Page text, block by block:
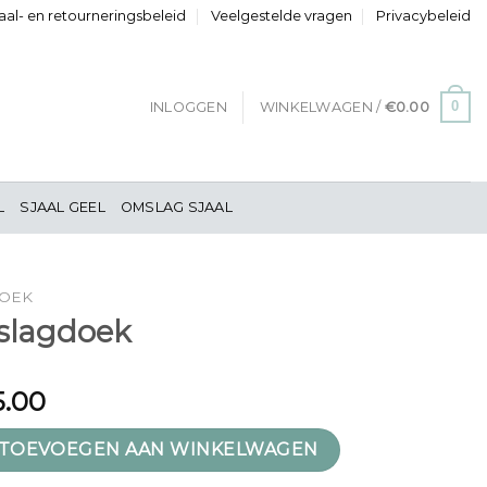
en retourneringsbeleid Veelgestelde vragen Privacybeleid
INLOGGEN WINKELWAGEN / €0.00 0
SJAAL GEEL OMSLAG SJAAL
aantal
TOEVOEGEN AAN WINKELWAGEN